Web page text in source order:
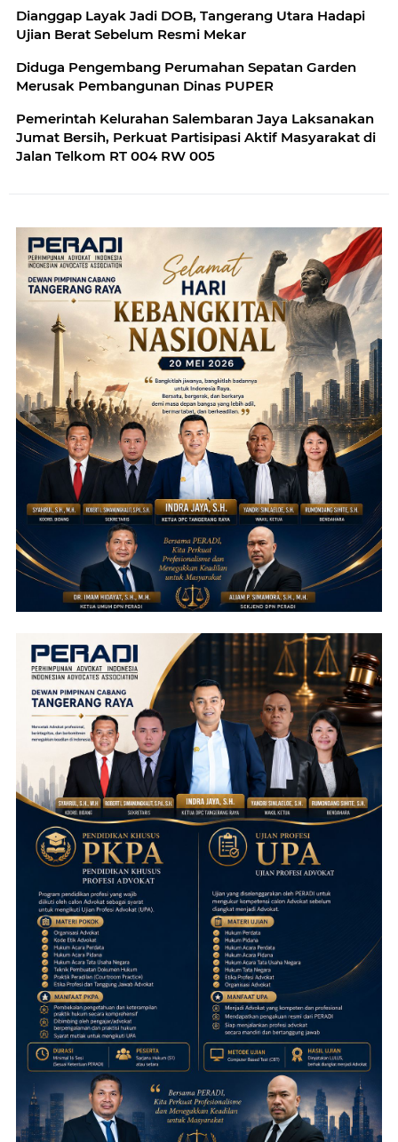
Dianggap Layak Jadi DOB, Tangerang Utara Hadapi
Ujian Berat Sebelum Resmi Mekar
Diduga Pengembang Perumahan Sepatan Garden
Merusak Pembangunan Dinas PUPER
Pemerintah Kelurahan Salembaran Jaya Laksanakan
Jumat Bersih, Perkuat Partisipasi Aktif Masyarakat di
Jalan Telkom RT 004 RW 005